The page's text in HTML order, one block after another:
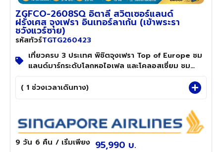
ZGFCO-2608SQ อิตาลี สวิตเซอร์แลนด์
ฝรั่งเศส จุงเฟรา อินเทอร์ลาเก้น (เข้าพระรา
ชวังแวร์ซาย)
รหัสทัวร์TGTG260423
เที่ยวครบ 3 ประเทศ พิชิตจุงเฟรา Top of Europe ชม
แลนด์มาร์กระดับโลกหอไอเฟล และโคลอสเซี่ยม ชม
( 1 ช่วงเวลาเดินทาง)
9 วัน 6 คืน / เริ่มเพียง 95,990 บ.